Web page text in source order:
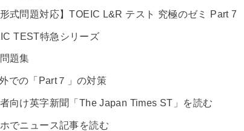
形式問題対応】TOEIC L&R テスト 究極のゼミ Part 7
TEST特急シリーズ
題集
での「Part７」の対策
向け英字新聞「The Japan Times ST」を読む
でニュース記事を読む